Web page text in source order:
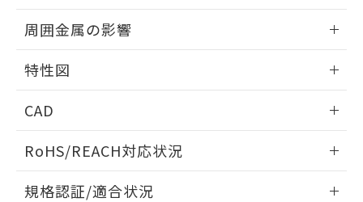
出力段回路図
相互干渉
A: 20mm以上、B: 15mm以上
周囲金属の影響
周囲金属の影響
特性図
検出物体の大きさと材質による影響
CAD
ドすることができます。
RoHS/REACH対応状況
規格認証/適合状況
物質の対応では、対応完了までの期間は出
荷製品に未対応品が混在することから備考
欄に対応日を記載しておりました。
既に当社にて対応品への在庫切替を完了
していることから、特段のことがない限